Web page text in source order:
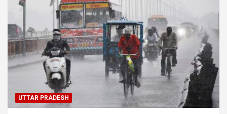
UTTAR PRADESH